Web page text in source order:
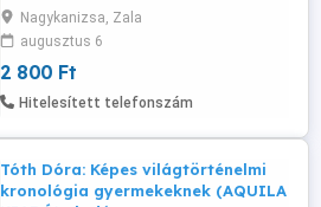
Ft Átvehető Nagykanizsán, postázni
tudom. Érdeklődni: a 30/427-7142-s
telefonon.
Nagykanizsa, Zala
augusztus 6
2 800 Ft
Hitelesített telefonszám
Tóth Dóra: Képes világtörténelmi
kronológia gyermekeknek (AQUILA